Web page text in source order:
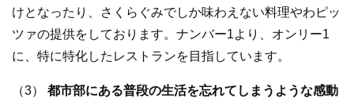
けとなったり、さくらぐみでしか味わえない料理やわピッ
ツァの提供をしております。ナンバー1より、オンリー1
に、特に特化したレストランを目指しています。
（3） 都市部にある普段の生活を忘れてしまうような感動